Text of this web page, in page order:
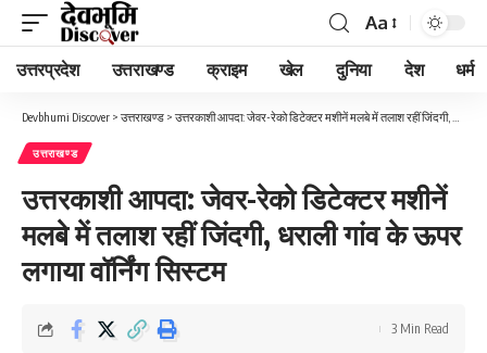
Font
Resizer
Aa
उत्तरप्रदेश उत्तराखण्ड क्राइम खेल दुनिया देश धर्म
Devbhumi Discover > उत्तराखण्ड > उत्तरकाशी आपदा: जेवर-रेको डिटेक्टर मशीनें मलबे में तलाश रहीं जिंदगी, धराली गांव के ऊपर लगाया वॉर्निंग सिस्टम
उत्तराखण्ड
उत्तरकाशी आपदा: जेवर-रेको डिटेक्टर मशीनें
मलबे में तलाश रहीं जिंदगी, धराली गांव के ऊपर
लगाया वॉर्निंग सिस्टम
3 Min Read